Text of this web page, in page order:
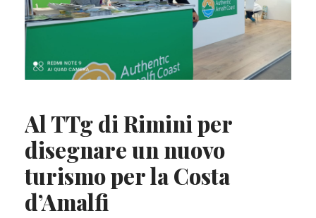
Al TTg di Rimini per
disegnare un nuovo
turismo per la Costa
d’Amalfi